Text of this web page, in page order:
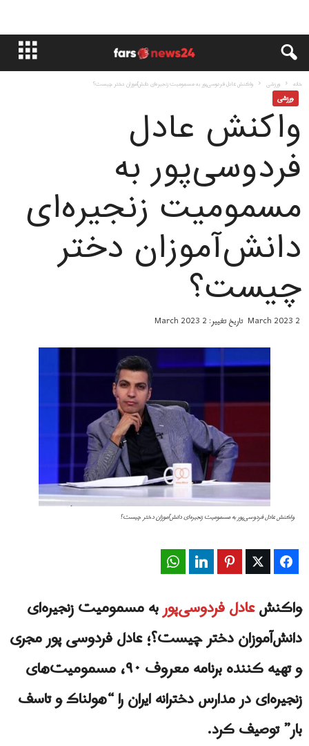
خانه ورزشی واکنش عادل فردوسی‌پور به مسمومیت زنجیره‌ای دانش‌آموزان دختر چیست؟
ورزشی
واکنش عادل
فردوسی‌پور به
مسمومیت زنجیره‌ای
دانش‌آموزان دختر
چیست؟
2 March 2023 تاریخ تغییر: 2 March 2023
واکنش عادل فردوسی‌پور به مسمومیت زنجیره‌ای دانش‌آموزان دختر چیست؟
Facebook
Twitter
Pinterest
LinkedIn
واکنشعادل فردوسی‌پوربه مسمومیت زنجیره‌ای
دانش‌آموزان دختر چیست؟؛ عادل فردوسی پور مجری
و تهیه کننده برنامه معروف ۹۰، مسمومیت‌های
زنجیره‌ای در مدارس دخترانه ایران را “هولناک و تاسف
بار” توصیف کرد.